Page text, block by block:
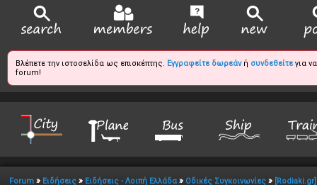
Βλέπετε την ιστοσελίδα ως επισκέπτης. Εγγραφείτε δωρεάνή συνδεθείτεγια
forum!
Forum » Ειδήσεις » Ειδήσεις - Λοιπή Ελλάδα » Οδικές Συγκοινωνίες »